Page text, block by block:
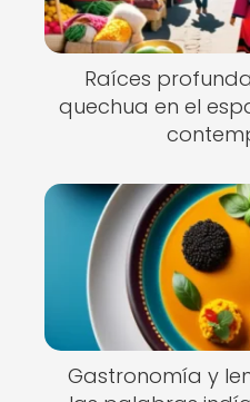
Raíces
quechua en el
Gastronomía y